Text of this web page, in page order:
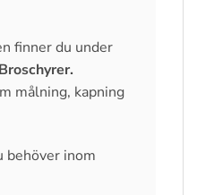
finner du under
målning, kapning
behöver inom